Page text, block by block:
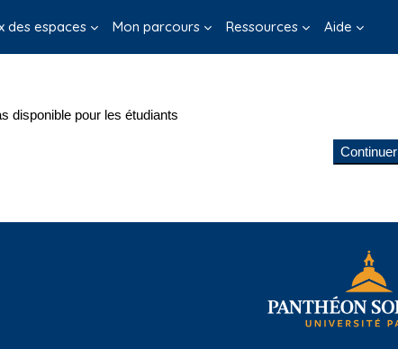
des espaces Mon parcours Ressources Aide
disponible pour les étudiants
Continuer